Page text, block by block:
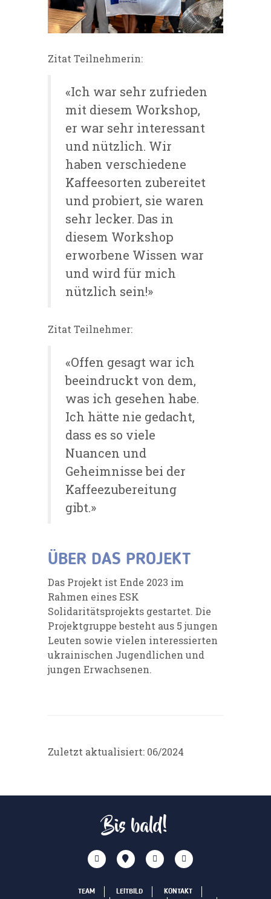
Zitat Teilnehmerin:
«Ich war sehr zufrieden
mit diesem Workshop,
er war sehr interessant
und nützlich. Wir
haben verschiedene
Kaffeesorten zubereitet
und probiert, sie waren
sehr lecker. Das in
diesem Workshop
erworbene Wissen war
und wird für mich
nützlich sein!»
Zitat Teilnehmer:
«Offen gesagt war ich
beeindruckt von dem,
was ich gesehen habe.
Ich hätte nie gedacht,
dass es so viele
Nuancen und
Geheimnisse bei der
Kaffeezubereitung
gibt.»
ÜBER DAS PROJEKT
Das Projekt ist Ende 2023 im
Rahmen eines ESK
Solidaritätsprojekts gestartet. Die
Projektgruppe besteht aus 5 jungen
Leuten sowie vielen interessierten
ukrainischen Jugendlichen und
jungen Erwachsenen.
Zuletzt aktualisiert: 06/2024
Bis bald!
TEAM LEITBILD KONTAKT